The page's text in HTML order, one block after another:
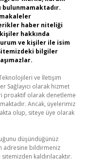
bulunmamaktadır.
makaleler
haber niteliği
hakkında
ve kişiler ile isim
bilgiler
ve İletişim
Sağlayıcı olarak hizmet
proaktif olarak denetleme
Ancak, üyelerimiz
olup, siteye üye olarak
düşündüğünüz
adresine bildirmeniz
kaldırılacaktır.